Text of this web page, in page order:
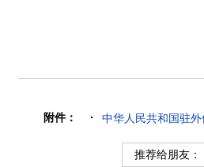
附件： 中华人民共和国驻
推荐给朋友：